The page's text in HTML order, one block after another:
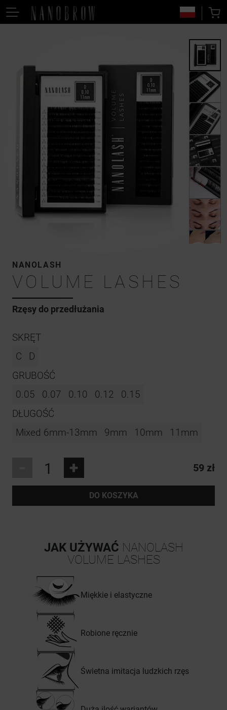
NANOLASH
VOLUME LASHES
Rzęsy do przedłużania
SKRĘT
C
D
GRUBOŚĆ
0.05
0.07 0.10 0.12
0.15
DŁUGOŚĆ
Mixed 6mm-13mm
9mm 10mm 11mm
+ 59 zł
DO KOSZYKA
JAK UŻYWAĆ NANOLASH
VOLUME LASHES
Miękkie i elastyczne
Robione ręcznie
Świetna imitacja ludzkich rzęs